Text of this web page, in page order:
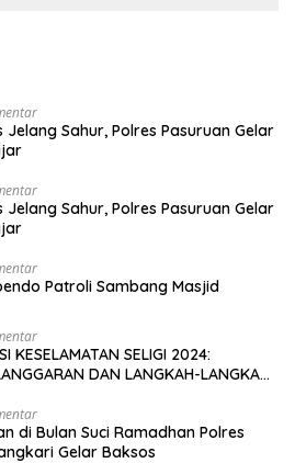
Sahur, Polres Pasuruan Gelar
Sahur, Polres Pasuruan Gelar
Patroli Sambang Masjid
KESELAMATAN SELIGI 2024:
DAN LANGKAH-LANGKAH
di Bulan Suci Ramadhan Polres
Gelar Baksos